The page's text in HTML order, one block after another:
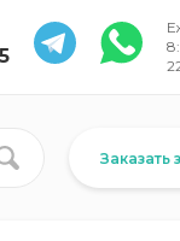
Заказать